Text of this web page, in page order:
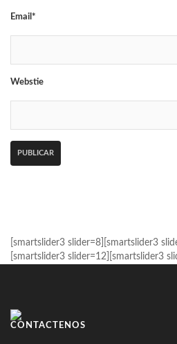
Email*
Webstie
[smartslider3 slider=8][smartslider3
[smartslider3 slider=12][smartslider3
CONTÁCTENOS